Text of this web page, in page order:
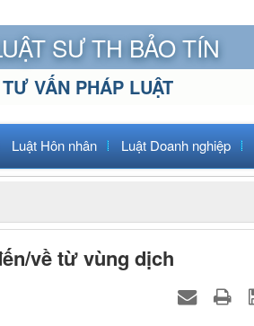
SƯ TH BẢO TÍN
VẤN PHÁP LUẬT
Luật Hôn nhân Luật Doanh nghiệp
về từ vùng dịch